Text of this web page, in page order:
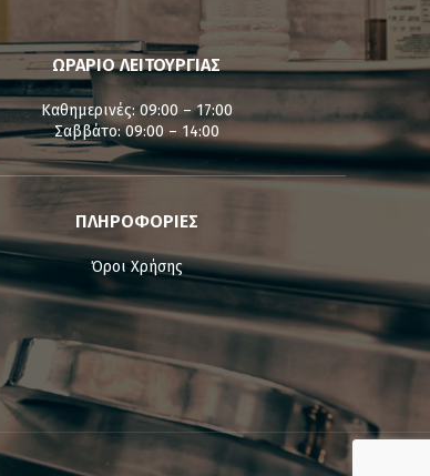
ΩΡΑΡΙΟ ΛΕΙΤΟΥΡΓΙΑΣ
Καθημερινές: 09:00 – 17:00
Σαββάτο: 09:00 – 14:00
ΠΛΗΡΟΦΟΡΙΕΣ
Όροι Χρήσης